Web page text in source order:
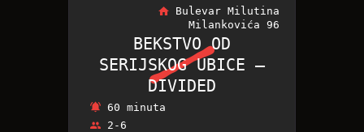
BEKSTVO OD
SERIJSKOG UBICE –
DIVIDED
Bulevar Milutina
Milankovića 96
BEKSTVO OD
SERIJSKOG UBICE –
DIVIDED
60 minuta
2-6